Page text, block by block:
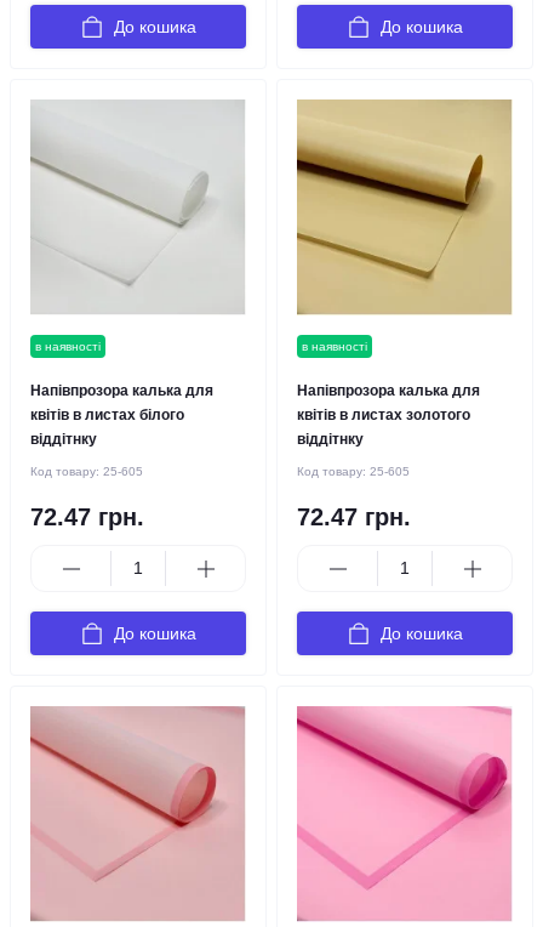
До кошика До кошика
в наявності
Напівпрозора калька для
квітів в листах білого
віддітнку
Код товару: 25-605
72.47 грн.
До кошика
в наявності
Напівпрозора калька для
квітів в листах золотого
віддітнку
Код товару: 25-605
72.47 грн.
До кошика